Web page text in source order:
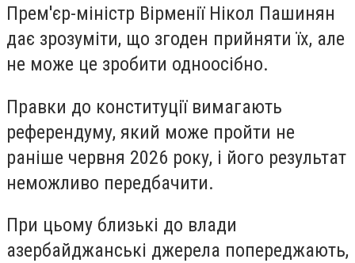
Прем'єр-міністр Вірменії Нікол Пашинян
дає зрозуміти, що згоден прийняти їх, але
не може це зробити одноосібно.
Правки до конституції вимагають
референдуму, який може пройти не
раніше червня 2026 року, і його результат
неможливо передбачити.
При цьому близькі до влади
азербайджанські джерела попереджають,